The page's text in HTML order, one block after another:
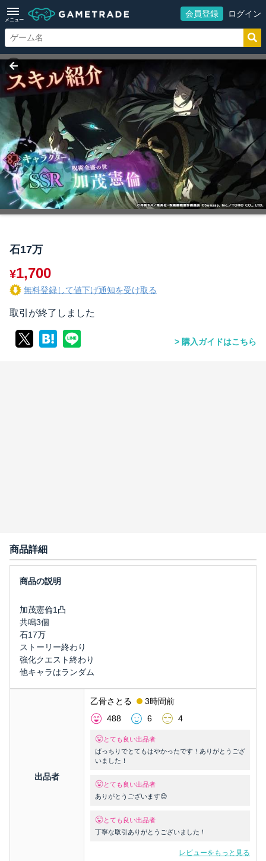
メニュー
会員登録 ログイン
石17万
¥1,700
無料登録して値下げ通知を受け取る
取引が終了しました
購入ガイドはこちら
商品詳細
加茂憲倫1凸
共鳴3個
石17万
ストーリー終わり
強化クエスト終わり
他キャラはランダム
出品者
乙骨さとる
3時間前
488
6 4
とても良い出品者
ばっちりでとてもはやかったです！ありがとうござ
いました！
とても良い出品者
ありがとうございます😊
とても良い出品者
丁寧な取引ありがとうございました！
レビューをもっと見る